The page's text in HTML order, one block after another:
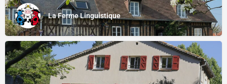
La Ferme Linguistique